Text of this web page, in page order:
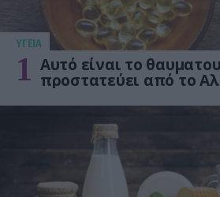
ΥΓΕΙΑ
1 Αυτό είναι το
προστατεύει από το